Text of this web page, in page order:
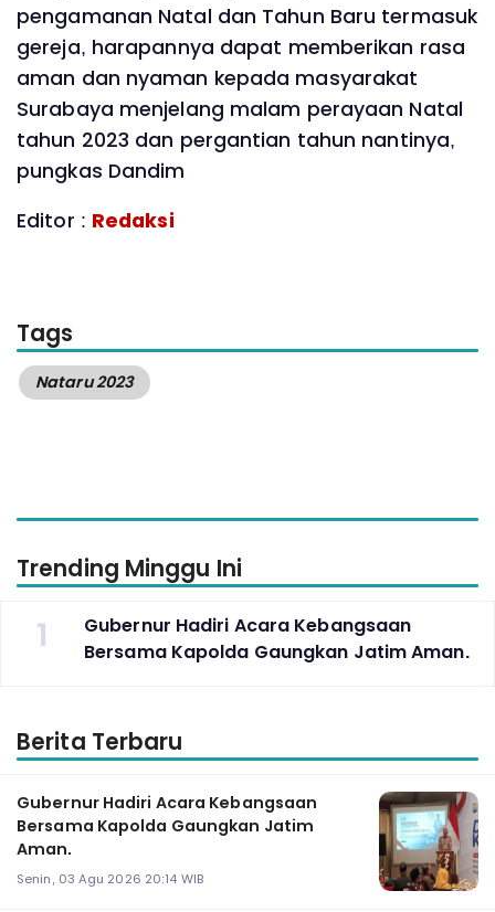
pengamanan Natal dan Tahun Baru termasuk
gereja, harapannya dapat memberikan rasa
aman dan nyaman kepada masyarakat
Surabaya menjelang malam perayaan Natal
tahun 2023 dan pergantian tahun nantinya,
pungkas Dandim
Editor : Redaksi
Tags
Nataru 2023
Trending Minggu Ini
1
Gubernur Hadiri Acara Kebangsaan
Bersama Kapolda Gaungkan Jatim Aman.
Berita Terbaru
Gubernur Hadiri Acara Kebangsaan
Bersama Kapolda Gaungkan Jatim
Aman.
Senin, 03 Agu 2026 20:14 WIB